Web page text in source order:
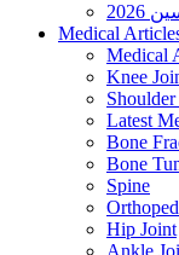
Medical
Medical
Knee
Latest
Bone
Bone
Spine
Hip Joint
Ankle